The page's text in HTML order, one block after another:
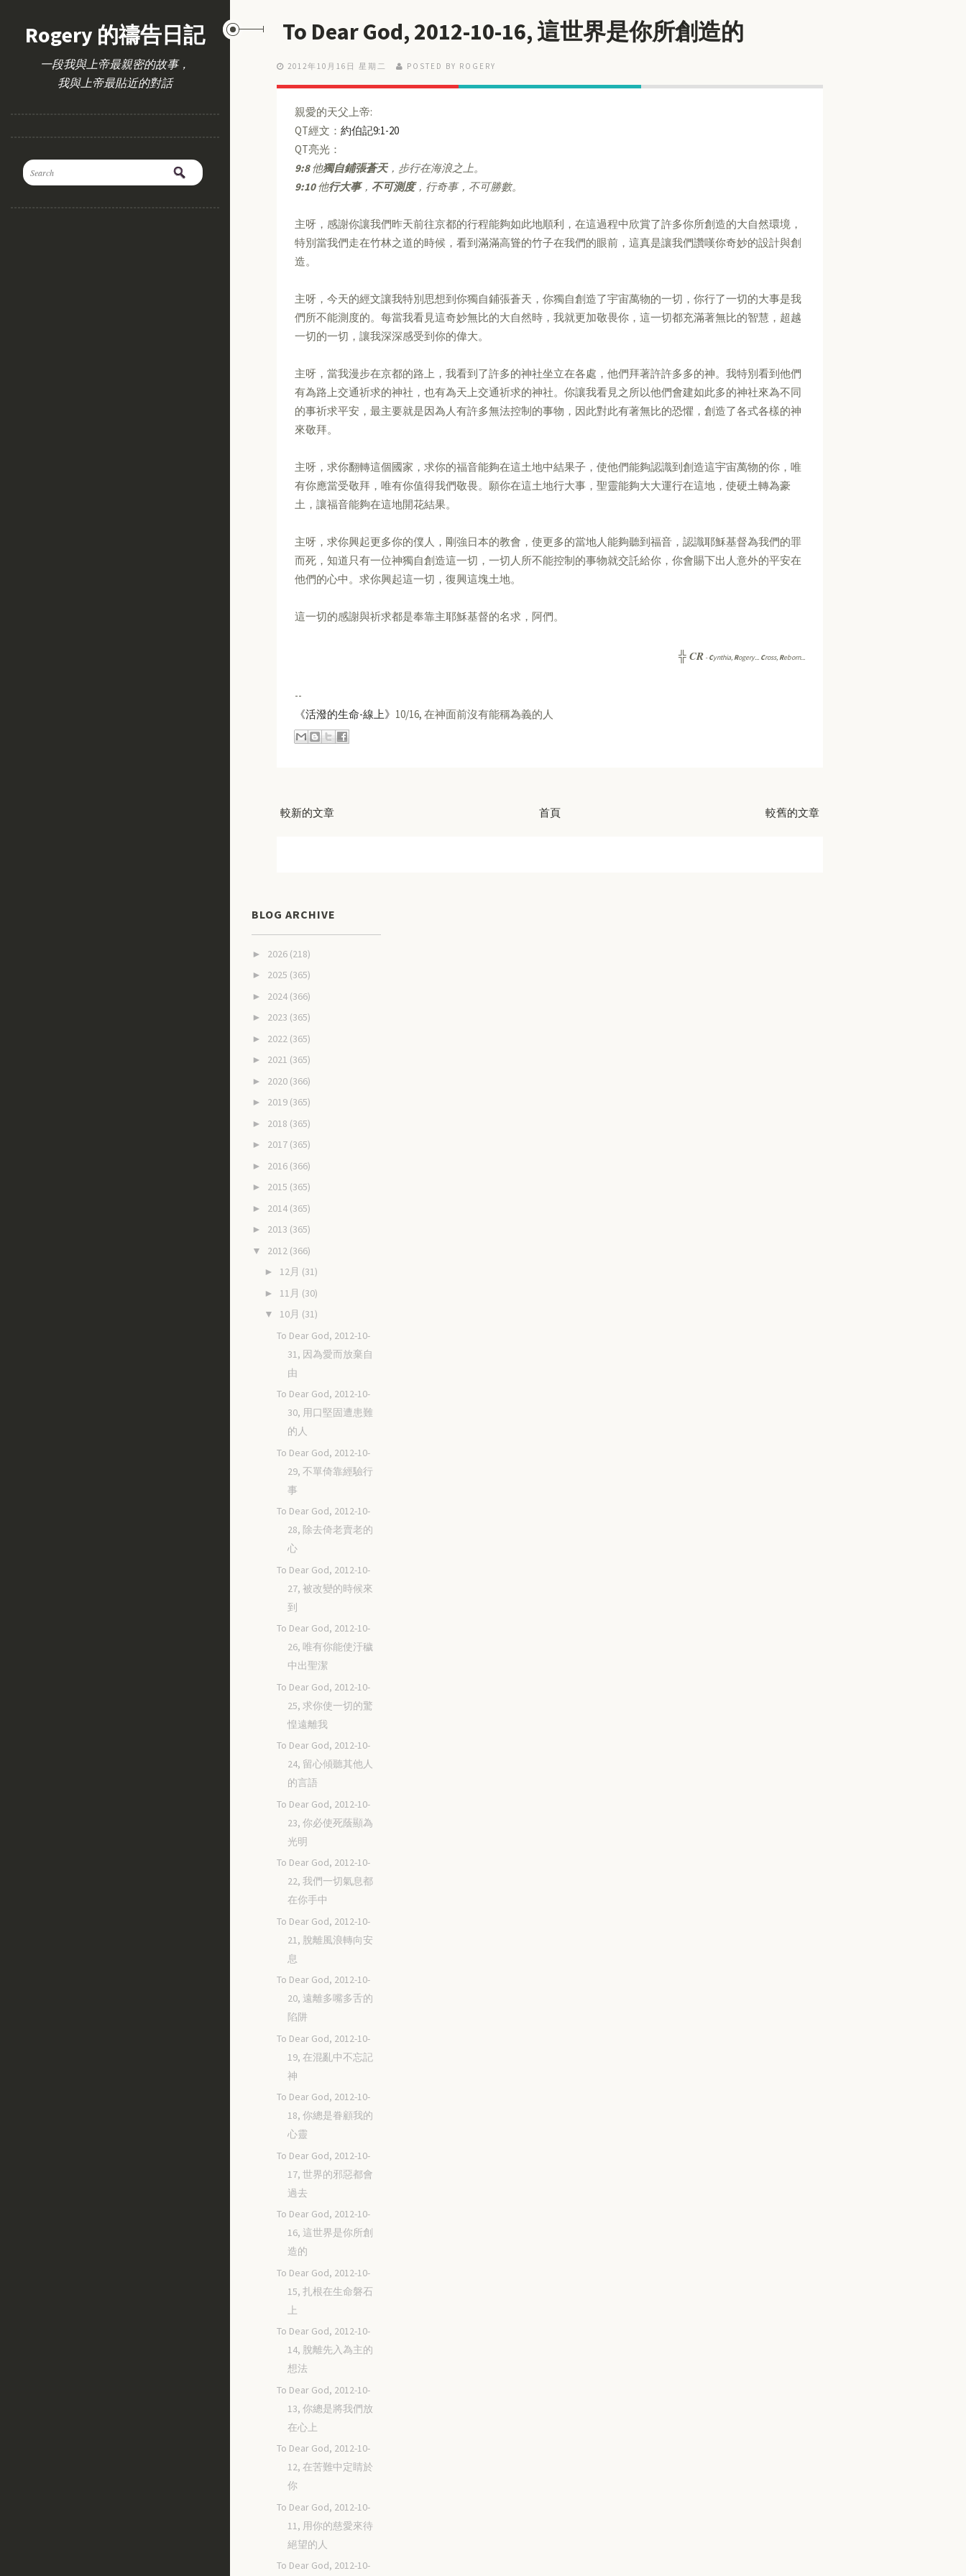
Rogery 的禱告日記
一段我與上帝最親密的故事，
我與上帝最貼近的對話
To Dear God, 2012-10-16, 這世界是你所創造的
2012年10月16日 星期二 POSTED BY ROGERY
親愛的天父上帝:
QT經文： 約伯記9:1-20
QT亮光：
9:8他獨自鋪張蒼天，步行在海浪之上。
9:10他行大事， 不可測度，行奇事，不可勝數。
主呀，感謝你讓我們昨天前往京都的行程能夠如此地順利，在這過程中欣賞了許多你所創造的大自然環境，
特別當我們走在竹林之道的時候，看到滿滿高聳的竹子在我們的眼前，這真是讓我們讚嘆你奇妙的設計與創
造。
主呀，今天的經文讓我特別思想到你獨自鋪張蒼天，你獨自創造了宇宙萬物的一切，你行了一切的大事是我
們所不能測度的。每當我看見這奇妙無比的大自然時，我就更加敬畏你，這一切都充滿著無比的智慧，超越
一切的一切，讓我深深感受到你的偉大。
主呀，當我漫步在京都的路上，我看到了許多的神社坐立在各處，他們拜著許許多多的神。我特別看到他們
有為路上交通祈求的神社，也有為天上交通祈求的神社。你讓我看見之所以他們會建如此多的神社來為不同
的事祈求平安，最主要就是因為人有許多無法控制的事物，因此對此有著無比的恐懼，創造了各式各樣的神
來敬拜。
主呀，求你翻轉這個國家，求你的福音能夠在這土地中結果子，使他們能夠認識到創造這宇宙萬物的你，唯
有你應當受敬拜，唯有你值得我們敬畏。願你在這土地行大事，聖靈能夠大大運行在這地，使硬土轉為豪
土，讓福音能夠在這地開花結果。
主呀，求你興起更多你的僕人，剛強日本的教會，使更多的當地人能夠聽到福音，認識耶穌基督為我們的罪
而死，知道只有一位神獨自創造這一切，一切人所不能控制的事物就交託給你，你會賜下出人意外的平安在
他們的心中。求你興起這一切，復興這塊土地。
這一切的感謝與祈求都是奉靠主耶穌基督的名求，阿們。
╬ CR -Cynthia, Rogery... Cross, Reborn...
--
《活潑的生命-線上》 10/16, 在神面前沒有能稱為義的人
較新的文章 較舊的文章
首頁
BLOG ARCHIVE
► 2026 (218)
► 2025 (365)
► 2024 (366)
► 2023 (365)
► 2022 (365)
► 2021 (365)
► 2020 (366)
► 2019 (365)
► 2018 (365)
► 2017 (365)
► 2016 (366)
► 2015 (365)
► 2014 (365)
► 2013 (365)
▼ 2012 (366)
► 12月 (31)
► 11月 (30)
▼ 10月 (31)
To Dear God, 2012-10-
31, 因為愛而放棄自
由
To Dear God, 2012-10-
30, 用口堅固遭患難
的人
To Dear God, 2012-10-
29, 不單倚靠經驗行
事
To Dear God, 2012-10-
28, 除去倚老賣老的
心
To Dear God, 2012-10-
27, 被改變的時候來
到
To Dear God, 2012-10-
26, 唯有你能使汙穢
中出聖潔
To Dear God, 2012-10-
25, 求你使一切的驚
惶遠離我
To Dear God, 2012-10-
24, 留心傾聽其他人
的言語
To Dear God, 2012-10-
23, 你必使死蔭顯為
光明
To Dear God, 2012-10-
22, 我們一切氣息都
在你手中
To Dear God, 2012-10-
21, 脫離風浪轉向安
息
To Dear God, 2012-10-
20, 遠離多嘴多舌的
陷阱
To Dear God, 2012-10-
19, 在混亂中不忘記
神
To Dear God, 2012-10-
18, 你總是眷顧我的
心靈
To Dear God, 2012-10-
17, 世界的邪惡都會
過去
To Dear God, 2012-10-
16, 這世界是你所創
造的
To Dear God, 2012-10-
15, 扎根在生命磐石
上
To Dear God, 2012-10-
14, 脫離先入為主的
想法
To Dear God, 2012-10-
13, 你總是將我們放
在心上
To Dear God, 2012-10-
12, 在苦難中定睛於
你
To Dear God, 2012-10-
11, 用你的慈愛來待
絕望的人
To Dear God, 2012-10-